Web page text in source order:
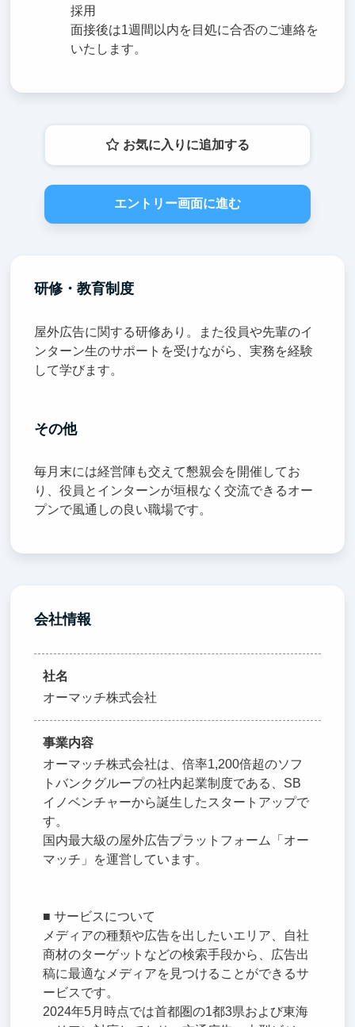
採用
面接後は1週間以内を目処に合否のご連絡を
いたします。
お気に入りに追加する
エントリー画面に進む
研修・教育制度
屋外広告に関する研修あり。また役員や先輩のイ
ンターン生のサポートを受けながら、実務を経験
して学びます。
その他
毎月末には経営陣も交えて懇親会を開催してお
り、役員とインターンが垣根なく交流できるオー
プンで風通しの良い職場です。
会社情報
社名
オーマッチ株式会社
事業内容
オーマッチ株式会社は、倍率1,200倍超のソフ
トバンクグループの社内起業制度である、SB
イノベンチャーから誕生したスタートアップで
す。
国内最大級の屋外広告プラットフォーム「オー
マッチ」を運営しています。
■ サービスについて
メディアの種類や広告を出したいエリア、自社
商材のターゲットなどの検索手段から、広告出
稿に最適なメディアを見つけることができるサ
ービスです。
2024年5月時点では首都圏の1都3県および東海